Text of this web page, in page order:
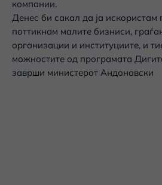
компании.
Денес би сакал да ја искористам
поттикнам малите бизниси,
организации и институциите, и
можностите од програмата
заврши министерот Андоновски